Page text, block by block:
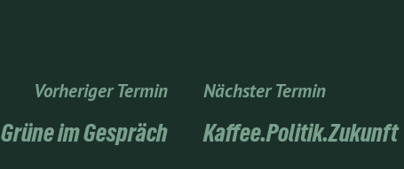
Vorheriger Termin
Grüne im Gespräch
Nächster Termin
Kaffee.Politik.Zukunft